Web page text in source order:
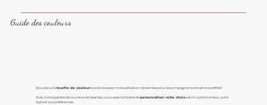
Guide des couleurs
Ajoutez unetouche de couleurà votre vie avec notre sélection de teintes pour accompagner votre article préféré !
Avec notre palette de couleurs éclatantes, vous avez la liberté depersonnaliser votre choixselon votre humeur, votre
style et vos préférences.